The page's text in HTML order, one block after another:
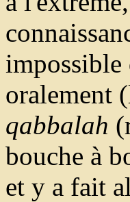
impossible
oralement
qabbalah
bouche à
et y a fait